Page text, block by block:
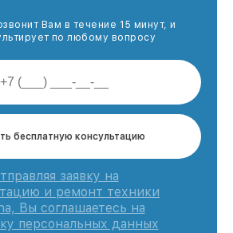
Вам в течение 15 минут, и
по любому вопросу
бесплатную консультацию
заявку на
и ремонт техники
Вы соглашаетесь на
персональных данных